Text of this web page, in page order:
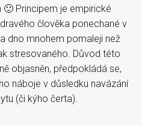
Principem je empirické
člověka ponechané v
dno mnohem pomaleji než
stresovaného. Důvod této
objasněn, předpokládá se,
náboje v důsledku navázání
(či kýho čerta).